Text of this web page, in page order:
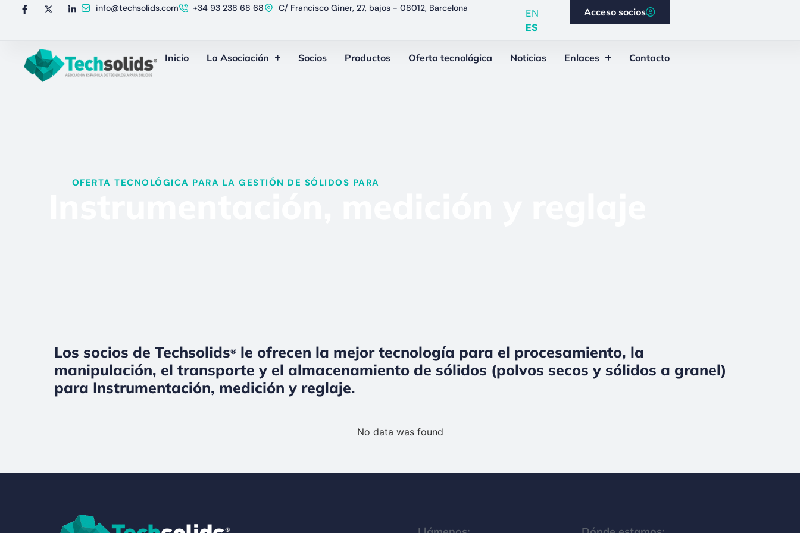
info@techsolids.com +34 93 238 68 68 C/ Francisco Giner, 27, bajos - 08012, Barcelona
EN
ES
Acceso socios
Inicio La Asociación Socios Productos Oferta tecnológica Noticias Enlaces Contacto
OFERTA TECNOLÓGICA PARA LA GESTIÓN DE SÓLIDOS PARA​
Los socios de Techsolids®le ofrecen la mejor tecnología para el procesamiento, la
manipulación, el transporte y el almacenamiento de sólidos (polvos secos y sólidos a granel)
para Instrumentación, medición y reglaje.
No data was found